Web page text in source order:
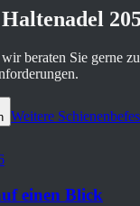
Haltenadel
beraten Sie gerne
Weitere
einen Blick